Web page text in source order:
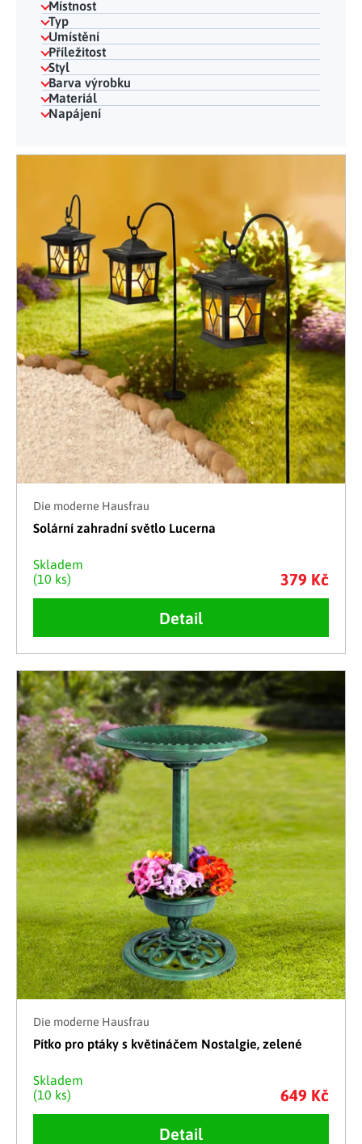
Místnost
Typ
Umístění
Příležitost
Styl
Barva výrobku
Materiál
Napájení
Die moderne Hausfrau
Solární zahradní světlo Lucerna
Skladem
(10 ks)
379 Kč
Detail
Die moderne Hausfrau
Pítko pro ptáky s květináčem Nostalgie, zelené
Skladem
(10 ks)
649 Kč
Detail